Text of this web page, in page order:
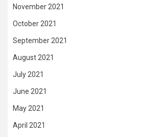
November 2021
October 2021
September 2021
August 2021
July 2021
June 2021
May 2021
April 2021